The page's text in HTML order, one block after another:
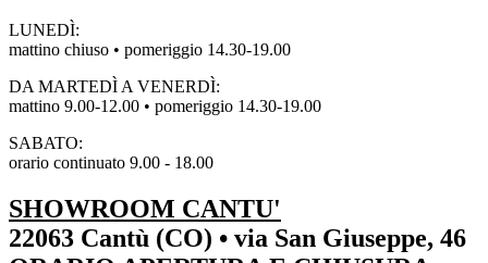
LUNEDÌ:
mattino chiuso • pomeriggio 14.30-19.00
DA MARTEDÌ A VENERDÌ:
mattino 9.00-12.00 • pomeriggio 14.30-19.00
SABATO:
orario continuato 9.00 - 18.00
SHOWROOM CANTU'
22063 Cantù (CO) • via San Giuseppe, 46